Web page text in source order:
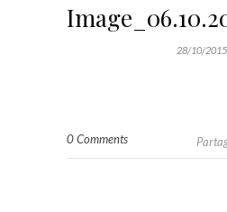
28/10/2015
0 Comments